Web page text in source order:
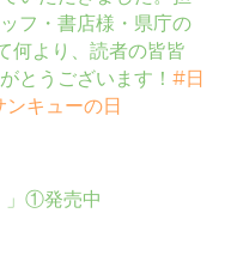
フ・書店様・県庁の
何より、読者の皆皆
とうございます！ #日
ンキューの日
」①発売中